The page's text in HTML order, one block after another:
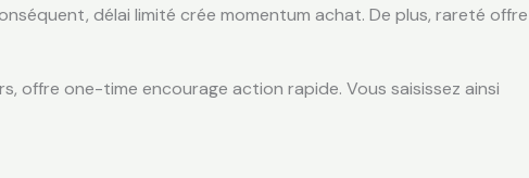
délai limité crée momentum achat. De plus, rareté offre
offre one-time encourage action rapide. Vous saisissez ainsi